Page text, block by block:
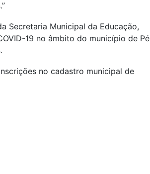
Secretaria Municipal da Educação,
19 no âmbito do município de Pé
no cadastro municipal de